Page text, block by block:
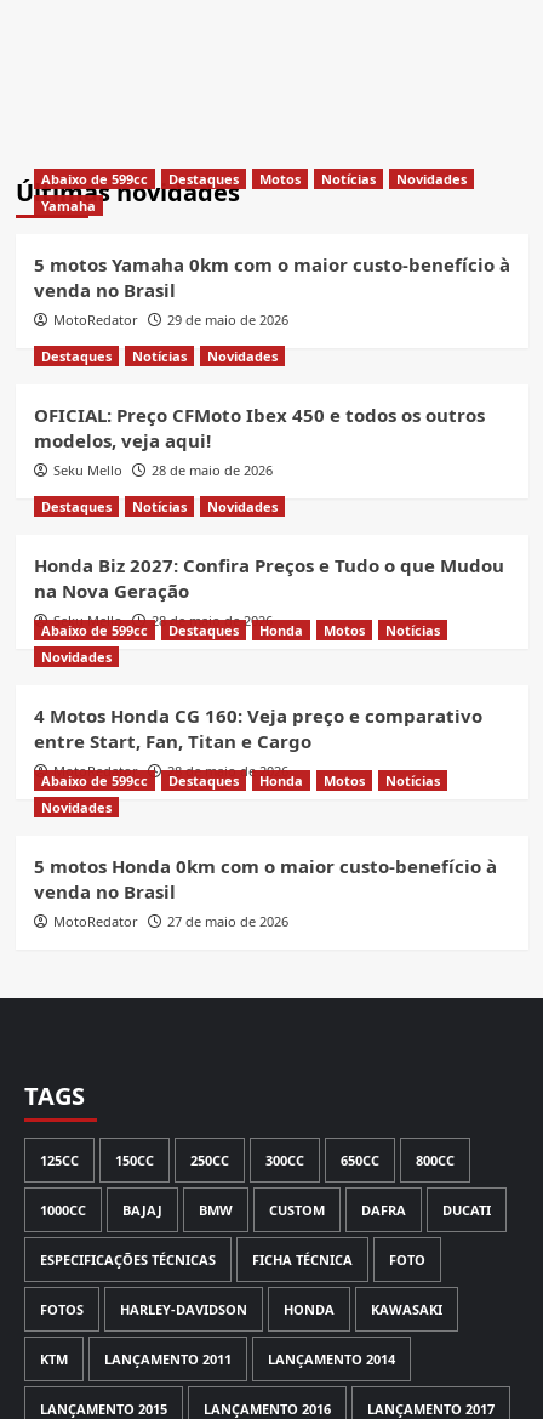
Últimas novidades
Abaixo de 599cc Destaques Motos Notícias
Novidades
Yamaha
5 motos Yamaha 0km com o maior custo-benefício à
venda no Brasil
MotoRedator
29 de maio de 2026
Destaques
Notícias Novidades
OFICIAL: Preço CFMoto Ibex 450 e todos os outros
modelos, veja aqui!
Seku Mello
28 de maio de 2026
Destaques
Notícias Novidades
Honda Biz 2027: Confira Preços e Tudo o que Mudou
na Nova Geração
Seku Mello 28 de maio de 2026
Abaixo de 599cc Destaques Honda Motos
Notícias
Novidades
4 Motos Honda CG 160: Veja preço e comparativo
entre Start, Fan, Titan e Cargo
MotoRedator 28 de maio de 2026
Abaixo de 599cc Destaques Honda Motos
Notícias
Novidades
5 motos Honda 0km com o maior custo-benefício à
venda no Brasil
MotoRedator 27 de maio de 2026
TAGS
125CC 150CC 250CC 300CC 650CC 800CC
1000CC BAJAJ BMW CUSTOM DAFRA DUCATI
ESPECIFICAÇÕES TÉCNICAS FICHA TÉCNICA FOTO
FOTOS HARLEY-DAVIDSON HONDA KAWASAKI
KTM LANÇAMENTO 2011 LANÇAMENTO 2014
LANÇAMENTO 2015 LANÇAMENTO 2016 LANÇAMENTO 2017